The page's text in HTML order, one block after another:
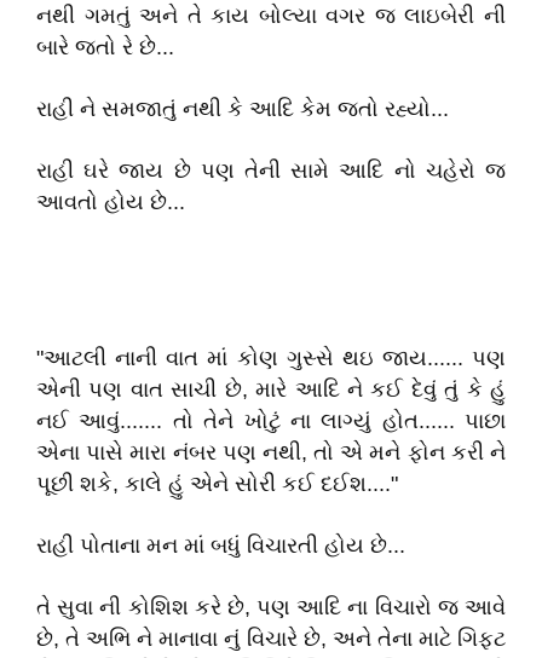
નથી ગમતું અને તે કાય બોલ્યા વગર જ લાઇબેરી ની
બારે જતો રે છે...
રાહી ને સમજાતું નથી કે આદિ કેમ જતો રહ્યો...
રાહી ઘરે જાય છે પણ તેની સામે આદિ નો ચહેરો જ
આવતો હોય છે...
"આટલી નાની વાત માં કોણ ગુસ્સે થઇ જાય...... પણ
એની પણ વાત સાચી છે, મારે આદિ ને કઈ દેવું તું કે હું
નઈ આવું....... તો તેને ખોટું ના લાગ્યું હોત...... પાછા
એના પાસે મારા નંબર પણ નથી, તો એ મને ફોન કરી ને
પૂછી શકે, કાલે હું એને સોરી કઈ દઈશ...."
રાહી પોતાના મન માં બધું વિચારતી હોય છે...
તે સુવા ની કોશિશ કરે છે, પણ આદિ ના વિચારો જ આવે
છે, તે અભિ ને માનાવા નું વિચારે છે, અને તેના માટે ગિફ્ટ